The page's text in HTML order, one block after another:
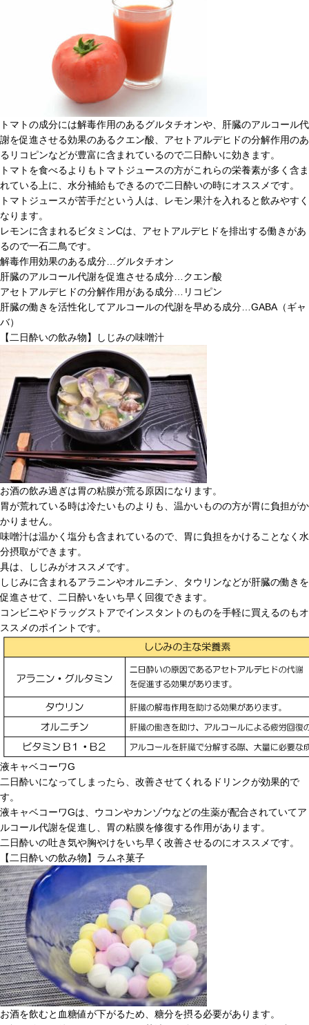
トマトの成分には解毒作用のあるグルタチオンや、肝臓のアルコール代
謝を促進させる効果のあるクエン酸、アセトアルデヒドの分解作用のあ
るリコピンなどが豊富に含まれているので二日酔いに効きます。
トマトを食べるよりもトマトジュースの方がこれらの栄養素が多く含ま
れている上に、水分補給もできるので二日酔いの時にオススメです。
トマトジュースが苦手だという人は、レモン果汁を入れると飲みやすく
なります。
レモンに含まれるビタミンCは、アセトアルデヒドを排出する働きがあ
るので一石二鳥です。
解毒作用効果のある成分…グルタチオン
肝臓のアルコール代謝を促進させる成分…クエン酸
アセトアルデヒドの分解作用がある成分…リコピン
肝臓の働きを活性化してアルコールの代謝を早める成分…GABA（ギャ
バ）
【二日酔いの飲み物】しじみの味噌汁
お酒の飲み過ぎは胃の粘膜が荒る原因になります。
胃が荒れている時は冷たいものよりも、温かいものの方が胃に負担がか
かりません。
味噌汁は温かく塩分も含まれているので、胃に負担をかけることなく水
分摂取ができます。
具は、しじみがオススメです。
しじみに含まれるアラニンやオルニチン、タウリンなどが肝臓の働きを
促進させて、二日酔いをいち早く回復できます。
コンビニやドラッグストアでインスタントのものを手軽に買えるのもオ
ススメのポイントです。
液キャベコーワG
二日酔いになってしまったら、改善させてくれるドリンクが効果的で
す。
液キャベコーワGは、ウコンやカンゾウなどの生薬が配合されていてア
ルコール代謝を促進し、胃の粘膜を修復する作用があります。
二日酔いの吐き気や胸やけをいち早く改善させるのにオススメです。
【二日酔いの飲み物】ラムネ菓子
お酒を飲むと血糖値が下がるため、糖分を摂る必要があります。